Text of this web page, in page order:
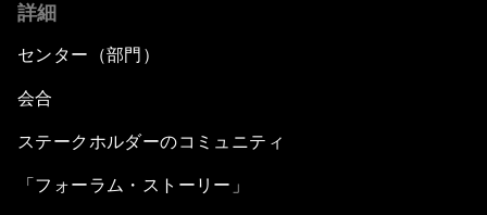
詳細
センター（部門）
会合
ステークホルダーのコミュニティ
「フォーラム・ストーリー」